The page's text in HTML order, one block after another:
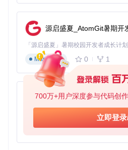
700万+用户深度参与代码创
立即登
适合场景：无法连接电脑，需要快
四步实现无线部署：
添加PojavLauncher源地址
等待应用列表刷新完成
点击安装并信任开发者证书
📊 安装工具对比表
稳定性
ore
6.1
★★★
★★
源启盛夏_AtomGit暑期开
Markdown
0 1
py-xiaozhi
Python
0 1